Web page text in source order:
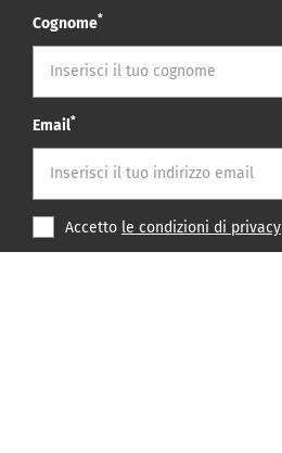
Cognome*
Email*
Accetto le condizioni di privacy